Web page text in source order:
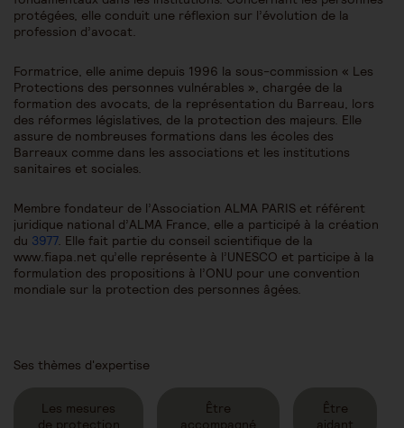
protégées, elle conduit une réflexion sur l’évolution de la
profession d’avocat.
Formatrice, elle anime depuis 1996 la sous-commission « Les
Protections des personnes vulnérables », chargée de la
formation des avocats, de la représentation du Barreau, lors
des réformes législatives, de la protection des majeurs. Elle
assure de nombreuses formations dans les écoles des
Barreaux comme dans les associations et les institutions
sanitaires et sociales.
Membre fondateur de l’Association ALMA PARIS et référent
juridique national d’ALMA France, elle a participé à la création
du 3977. Elle fait partie du conseil scientifique de la
www.fiapa.net qu’elle représente à l’UNESCO et participe à la
formulation des propositions à l’ONU pour une convention
mondiale sur la protection des personnes âgées.
Ses thèmes d'expertise
Les mesures
de protection
Être
accompagné
Être
aidant